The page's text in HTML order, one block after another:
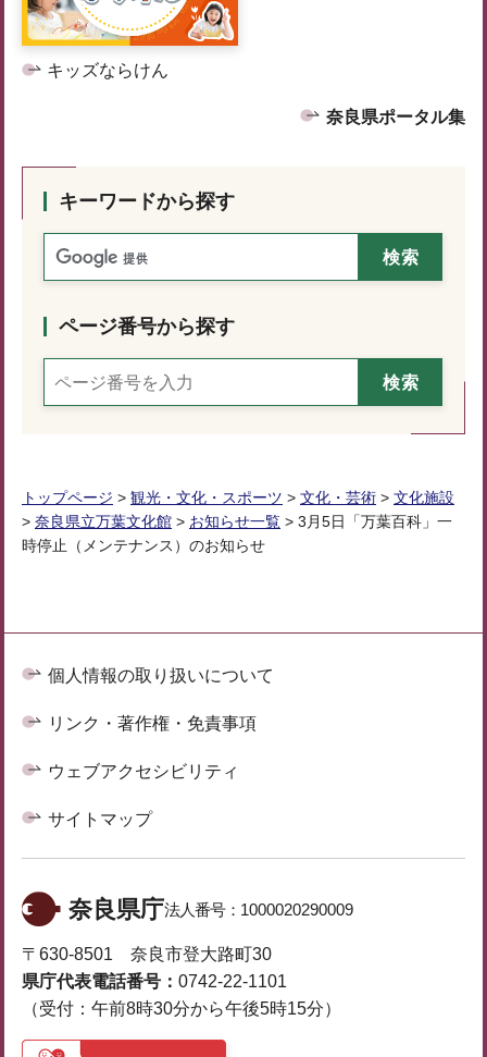
キッズならけん
奈良県ポータル集
キーワードから探す
ページ番号から探す
トップページ > 観光・文化・スポーツ > 文化・芸術 > 文化施設
> 奈良県立万葉文化館 > お知らせ一覧 > 3月5日「万葉百科」一
時停止（メンテナンス）のお知らせ
個人情報の取り扱いについて
リンク・著作権・免責事項
ウェブアクセシビリティ
サイトマップ
奈良県庁法人番号： 1000020290009
〒630-8501 奈良市登大路町30
県庁代表電話番号： 0742-22-1101
（受付：午前8時30分から午後5時15分）